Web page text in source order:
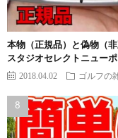
本物（正規品）と偽物（
スタジオセレクトニュー
2018.04.02 ゴルフの